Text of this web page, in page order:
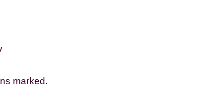
marked.